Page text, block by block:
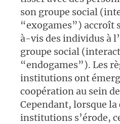
son groupe social
“exogames”) accroît
à-vis des individus à
groupe social
“endogames”). Les
institutions ont
coopération au sein
Cependant, lorsque
institutions s’érode,